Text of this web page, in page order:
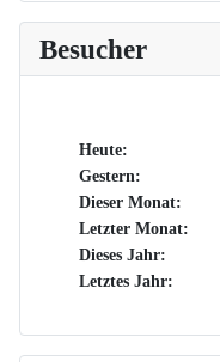
Besucher
Heute:
Gestern:
Dieser Monat:
Letzter Monat:
Dieses Jahr:
Letztes Jahr: